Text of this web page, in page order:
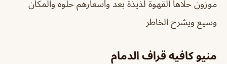
موزون حلاها القهوة لذيذة بعد وأسعارهم حلوه والمكان
وسيع ويشرح الخاطر
منيو كافيه قراف الدمام